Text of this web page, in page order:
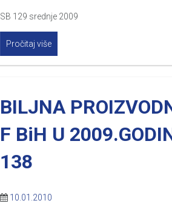
SB 129 srednje 2009
Pročitaj više
BILJNA
F BiH U
138
10.01.2010